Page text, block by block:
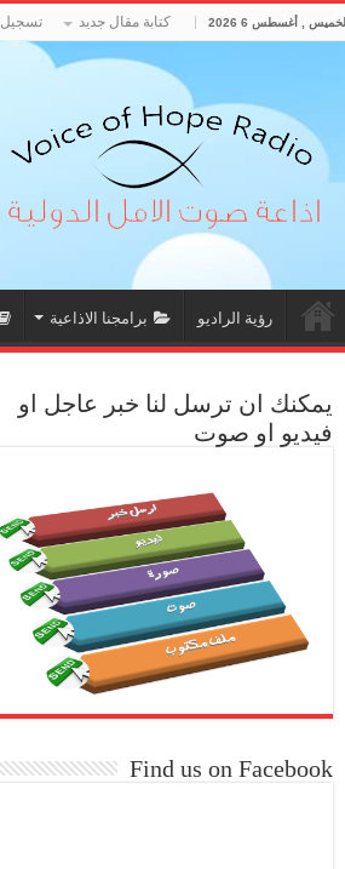
الخميس , أغسطس 6 2026 كتابة مقال جديد تسجيل
رؤية الراديو برامجنا الاذاعية
يمكنك ان ترسل لنا خبر عاجل او
فيديو او صوت
Find us on Facebook